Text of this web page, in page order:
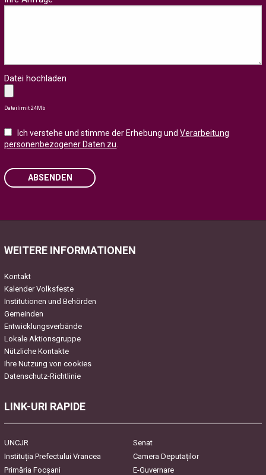
Datei hochladen
Dateilimit 24Mb
Ich verstehe und stimme der Erhebung undVerarbeitung
personenbezogener Daten zu.
ABSENDEN
WEITERE INFORMATIONEN
Kontakt
Kalender Volksfeste
Institutionen und Behörden
Gemeinden
Entwicklungsverbände
Lokale Aktionsgruppe
Nützliche Kontakte
Ihre Nutzung von cookies
Datenschutz-Richtlinie
LINK-URI RAPIDE
UNCJR
Senat
Instituția Prefectului Vrancea
Camera Deputaților
Primăria Focşani
E-Guvernare